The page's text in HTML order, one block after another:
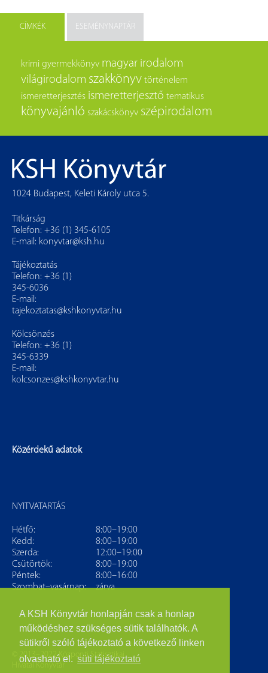
A KSH Könyvtár honlapján csak a honlap
működéshez szükséges sütik találhatók. A
sütikről szóló tájékoztató a következő linken
olvasható el. süti tájékoztató
CÍMKÉK ESEMÉNYNAPTÁR
krimi gyermekkönyv magyar irodalom
világirodalom szakkönyv történelem
ismeretterjesztés ismeretterjesztő tematikus
könyvajánló szakácskönyv szépirodalom
1024 Budapest, Keleti Károly utca 5.
Titkárság
Telefon: +36 (1) 345-6105
E-mail: konyvtar@ksh.hu
Tájékoztatás
Telefon: +36 (1)
345-6036
E-mail:
tajekoztatas@kshkonyvtar.hu
Kölcsönzés
Telefon: +36 (1)
345-6339
E-mail:
kolcsonzes@kshkonyvtar.hu
Közérdekű adatok
NYITVATARTÁS
Hétfő:
8:00–19:00
Kedd:
8:00–19:00
Szerda:
12:00–19:00
Csütörtök:
8:00–19:00
Péntek:
8:00–16:00
Szombat–vasárnap:
zárva
© 2013–2022 Központi Statisztikai